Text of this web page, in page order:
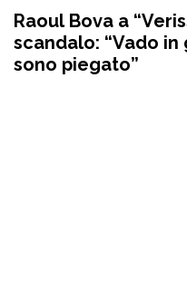
Raoul Bova a
scandalo: “Vado
sono piegato”